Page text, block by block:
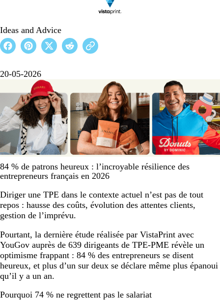
Ideas and Advice
20-05-2026
84 % de patrons heureux : l’incroyable résilience des
entrepreneurs français en 2026
Diriger une TPE dans le contexte actuel n’est pas de tout
repos : hausse des coûts, évolution des attentes clients,
gestion de l’imprévu.
Pourtant, la dernière étude réalisée par VistaPrint avec
YouGov auprès de 639 dirigeants de TPE-PME révèle un
optimisme frappant : 84 % des entrepreneurs se disent
heureux, et plus d’un sur deux se déclare même plus épanoui
qu’il y a un an.
Pourquoi 74 % ne regrettent pas le salariat